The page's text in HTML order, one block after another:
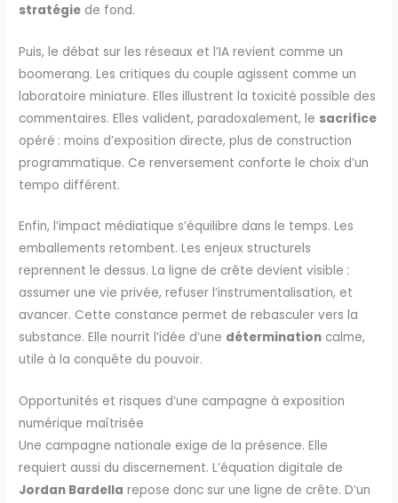
stratégie de fond.
Puis, le débat sur les réseaux et l’IA revient comme un
boomerang. Les critiques du couple agissent comme un
laboratoire miniature. Elles illustrent la toxicité possible des
commentaires. Elles valident, paradoxalement, le sacrifice
opéré : moins d’exposition directe, plus de construction
programmatique. Ce renversement conforte le choix d’un
tempo différent.
Enfin, l’impact médiatique s’équilibre dans le temps. Les
emballements retombent. Les enjeux structurels
reprennent le dessus. La ligne de crête devient visible :
assumer une vie privée, refuser l’instrumentalisation, et
avancer. Cette constance permet de rebasculer vers la
substance. Elle nourrit l’idée d’une détermination calme,
utile à la conquête du pouvoir.
Opportunités et risques d’une campagne à exposition
numérique maîtrisée
Une campagne nationale exige de la présence. Elle
requiert aussi du discernement. L’équation digitale de
Jordan Bardella repose donc sur une ligne de crête. D’un